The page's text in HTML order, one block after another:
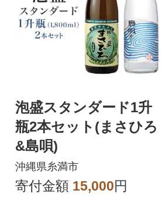
泡盛スタンダード1升
瓶2本セット(まさひろ
&島唄)
沖縄県糸満市
寄付金額 15,000円